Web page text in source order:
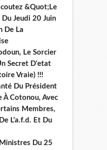
&Quot;Le
Jeudi 20 Juin
De La
Le Sorcier
Secret D'etat
Vraie) !!!
Du Président
À Cotonou, Avec
Membres,
L’a.f.d. Et Du
Du 25